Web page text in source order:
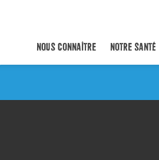
NOUS CONNAÎTRE NOTRE SANTÉ